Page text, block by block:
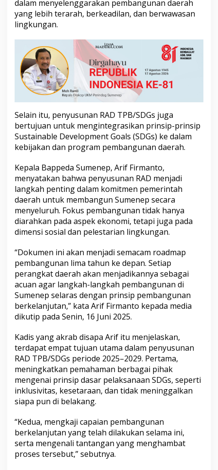
2
5
o
r
n
g
e
m
a
n
u
n
a
n
B
e
k
e
l
a
n
j
u
t
n
dalam menyelenggarakan pembangunan daerah
yang lebih terarah, berkeadilan, dan berwawasan
lingkungan.
Selain itu, penyusunan RAD TPB/SDGs juga
bertujuan untuk mengintegrasikan prinsip-prinsip
Sustainable Development Goals (SDGs) ke dalam
kebijakan dan program pembangunan daerah.
Kepala Bappeda Sumenep, Arif Firmanto,
menyatakan bahwa penyusunan RAD menjadi
langkah penting dalam komitmen pemerintah
daerah untuk membangun Sumenep secara
menyeluruh. Fokus pembangunan tidak hanya
diarahkan pada aspek ekonomi, tetapi juga pada
dimensi sosial dan pelestarian lingkungan.
“Dokumen ini akan menjadi semacam roadmap
pembangunan lima tahun ke depan. Setiap
perangkat daerah akan menjadikannya sebagai
acuan agar langkah-langkah pembangunan di
Sumenep selaras dengan prinsip pembangunan
berkelanjutan,” kata Arif Firmanto kepada media
dikutip pada Senin, 16 Juni 2025.
Kadis yang akrab disapa Arif itu menjelaskan,
terdapat empat tujuan utama dalam penyusunan
RAD TPB/SDGs periode 2025–2029. Pertama,
meningkatkan pemahaman berbagai pihak
mengenai prinsip dasar pelaksanaan SDGs, seperti
inklusivitas, kesetaraan, dan tidak meninggalkan
siapa pun di belakang.
“Kedua, mengkaji capaian pembangunan
berkelanjutan yang telah dilakukan selama ini,
serta mengenali tantangan yang menghambat
proses tersebut,” sebutnya.